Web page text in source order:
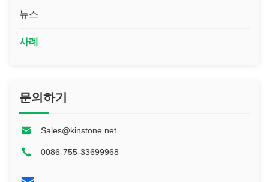
뉴스
사례
문의하기
Sales@kinstone.net
0086-755-33699968